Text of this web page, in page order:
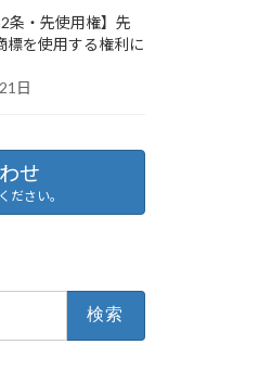
条・先使用権】先
標を使用する権利に
日
せ
ださい。